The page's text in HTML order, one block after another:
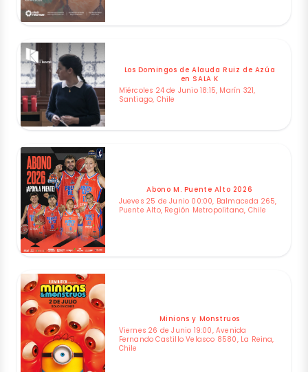
Los Domingos de Alauda Ruiz de Azúa
en SALA K
Miércoles 24 de Junio 18:15, Marín 321,
Santiago, Chile
Abono M. Puente Alto 2026
Jueves 25 de Junio 00:00, Balmaceda 265,
Puente Alto, Región Metropolitana, Chile
Minions y Monstruos
Viernes 26 de Junio 19:00, Avenida
Fernando Castillo Velasco 8580, La Reina,
Chile